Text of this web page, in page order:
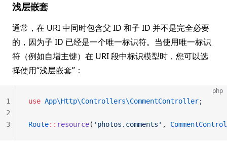
浅层嵌套
通常，在 URI 中同时包含父 ID 和子 ID 并不是完全必要
的，因为子 ID 已经是一个唯一标识符。当使用唯一标识
符（例如自增主键）在 URI 段中标识模型时，您可以选
择使用“浅层嵌套”：
php
use App\Http\Controllers\CommentController;
Route:: resource( 'photos.comments' ,
1
2
3